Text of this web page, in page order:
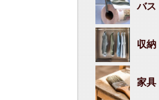
バス
収納
家具